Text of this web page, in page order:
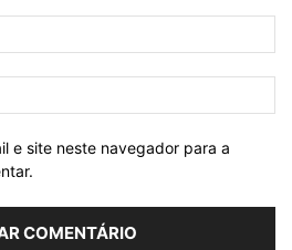
e site neste navegador para a